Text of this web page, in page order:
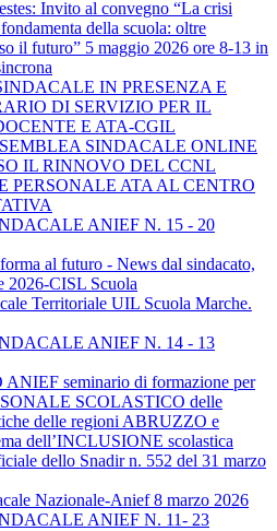
Invito al convegno “La crisi
della scuola: oltre
il futuro” 5 maggio 2026 ore 8-13 in
IN PRESENZA E
DI SERVIZIO PER IL
E ATA-CGIL
SINDACALE ONLINE
IL RINNOVO DEL CCNL
PERSONALE ATA AL CENTRO
ANIEF N. 15 - 20
al futuro - News dal sindacato,
2026-CISL Scuola
Territoriale UIL Scuola Marche.
ANIEF N. 14 - 13
seminario di formazione per
SCOLASTICO delle
delle regioni ABRUZZO e
dell’INCLUSIONE scolastica
dello Snadir n. 552 del 31 marzo
Nazionale-Anief 8 marzo 2026
ANIEF N. 11- 23